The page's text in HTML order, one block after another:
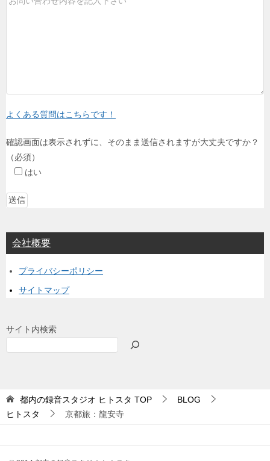
よくある質問はこちらです！
確認画面は表示されずに、そのまま送信されますが大丈夫ですか？
（必須）
はい
会社概要
プライバシーポリシー
サイトマップ
サイト内検索
都内の録音スタジオ ヒトスタ TOP
BLOG
ヒトスタ
京都旅：龍安寺